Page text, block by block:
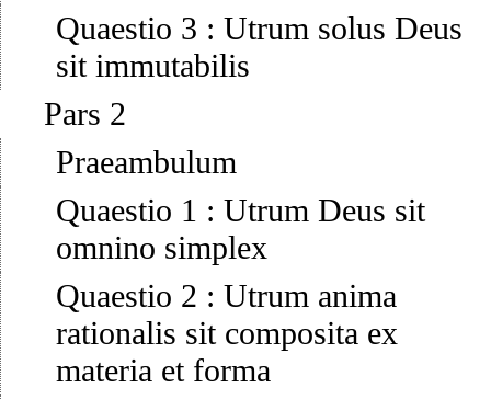
Quaestio 3 : Utrum solus Deus
sit immutabilis
Pars 2
Praeambulum
Quaestio 1 : Utrum Deus sit
omnino simplex
Quaestio 2 : Utrum anima
rationalis sit composita ex
materia et forma